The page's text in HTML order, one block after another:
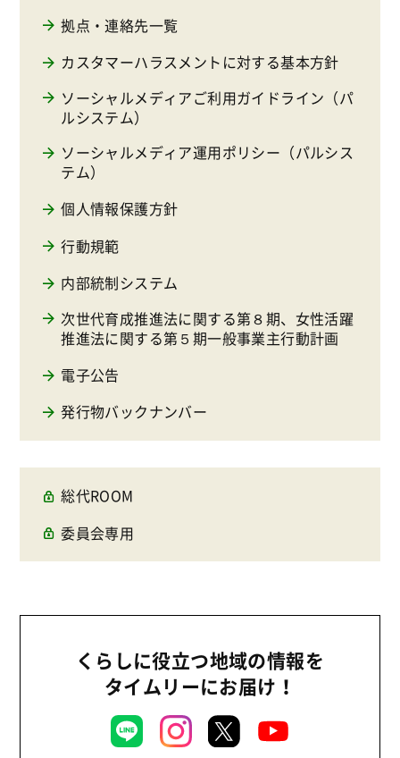
拠点・連絡先一覧
カスタマーハラスメントに対する基本方針
ソーシャルメディアご利用ガイドライン（パ
ルシステム）
ソーシャルメディア運用ポリシー（パルシス
テム）
個人情報保護方針
行動規範
内部統制システム
次世代育成推進法に関する第８期、女性活躍
推進法に関する第５期一般事業主行動計画
電子公告
発行物バックナンバー
総代ROOM
委員会専用
くらしに役立つ地域の情報を
タイムリーにお届け！